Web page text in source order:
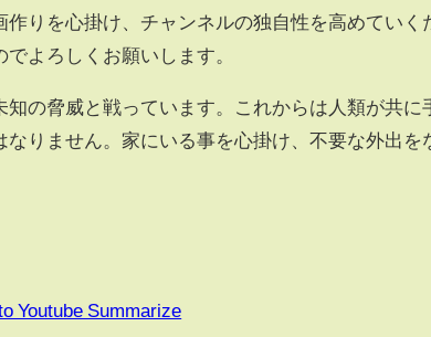
作りを心掛け、チャンネルの独自性を高めていく
でよろしくお願いします。
知の脅威と戦っています。これからは人類が共に
なりません。家にいる事を心掛け、不要な外出を
Youtube Summarize